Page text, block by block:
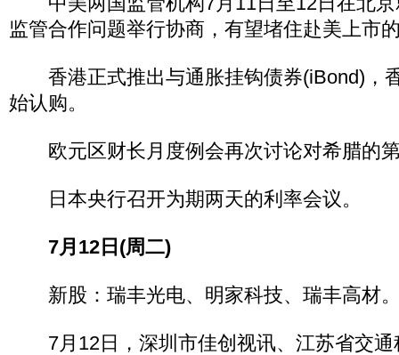
监管合作问题举行协商，有望堵住赴美上市
香港正式推出与通胀挂钩债券(iBond)，
始认购。
欧元区财长月度例会再次讨论对希腊的
日本央行召开为期两天的利率会议。
7月12日(周二)
新股：瑞丰光电、明家科技、瑞丰高材
7月12日，深圳市佳创视讯、江苏省交通